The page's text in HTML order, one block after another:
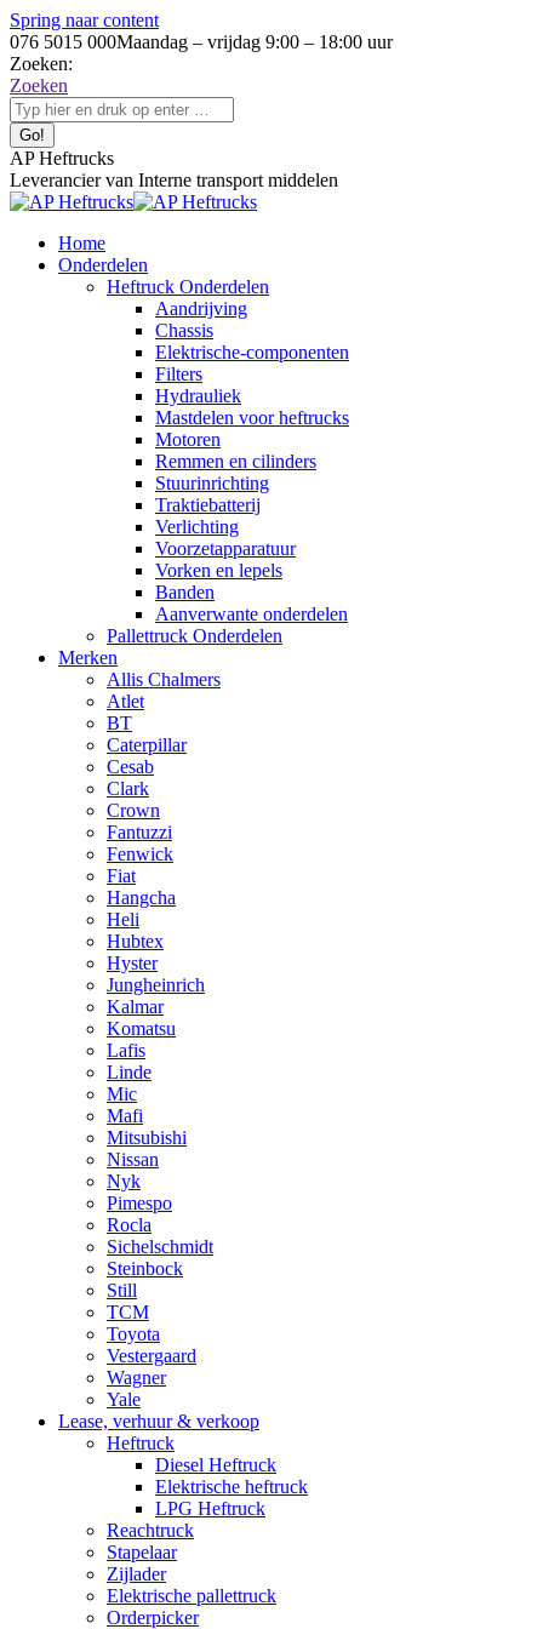
Spring naar content
076 5015 000Maandag – vrijdag 9:00 – 18:00 uur
Zoeken:
Zoeken
AP Heftrucks
Leverancier van Interne transport middelen
Home
Onderdelen
Heftruck Onderdelen
Aandrijving
Chassis
Elektrische-componenten
Filters
Hydrauliek
Mastdelen voor heftrucks
Motoren
Remmen en cilinders
Stuurinrichting
Traktiebatterij
Verlichting
Voorzetapparatuur
Vorken en lepels
Banden
Aanverwante onderdelen
Pallettruck Onderdelen
Merken
Allis Chalmers
Atlet
BT
Caterpillar
Cesab
Clark
Crown
Fantuzzi
Fenwick
Fiat
Hangcha
Heli
Hubtex
Hyster
Jungheinrich
Kalmar
Komatsu
Lafis
Linde
Mic
Mafi
Mitsubishi
Nissan
Nyk
Pimespo
Rocla
Sichelschmidt
Steinbock
Still
TCM
Toyota
Vestergaard
Wagner
Yale
Lease, verhuur & verkoop
Heftruck
Diesel Heftruck
Elektrische heftruck
LPG Heftruck
Reachtruck
Stapelaar
Zijlader
Elektrische pallettruck
Orderpicker